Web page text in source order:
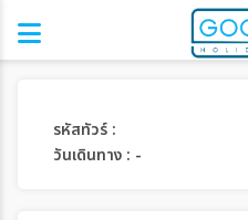
รหัสทัวร์ :
วันเดินทาง : -